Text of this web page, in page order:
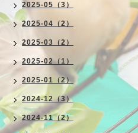
2025-05（3）
2025-04（2）
2025-03（2）
2025-02（1）
2025-01（2）
2024-12（3）
2024-11（2）